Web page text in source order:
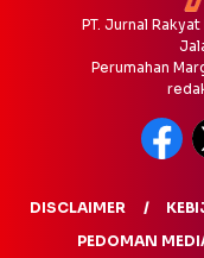
PT. Jurnal
Perumahan
DISCLAIMER
PEDOMAN